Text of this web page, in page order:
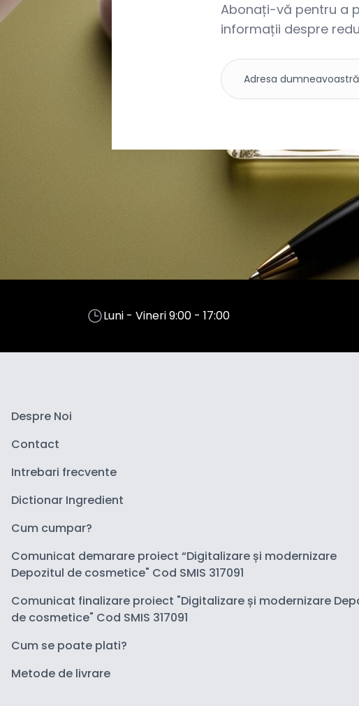
Abonați-vă pentru a
informații despre
Luni - Vineri 9:00 - 17:00
Despre Noi
Contact
Intrebari frecvente
Dictionar Ingredient
Cum cumpar?
Comunicat demarare proiect “Digitalizare și modernizare
Depozitul de cosmetice" Cod SMIS 317091
Comunicat finalizare proiect "Digitalizare și modernizare
de cosmetice" Cod SMIS 317091
Cum se poate plati?
Metode de livrare